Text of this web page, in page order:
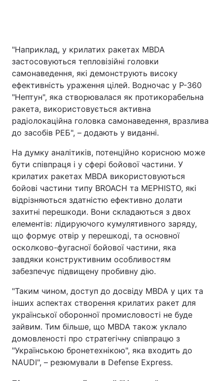
"Наприклад, у крилатих ракетах MBDA
застосовуються тепловізійні головки
самонаведення, які демонструють високу
ефективність ураження цілей. Водночас у Р-360
"Нептун", яка створювалася як протикорабельна
ракета, використовується активна
радіолокаційна головка самонаведення, вразлива
до засобів РЕБ", – додають у виданні.
На думку аналітиків, потенційно корисною може
бути співпраця і у сфері бойової частини. У
крилатих ракетах MBDA використовуються
бойові частини типу BROACH та MEPHISTO, які
відрізняються здатністю ефективно долати
захитні перешкоди. Вони складаються з двох
елементів: лідируючого кумулятивного заряду,
що формує отвір у перешкоді, та основної
осколково-фугасної бойової частини, яка
завдяки конструктивним особливостям
забезпечує підвищену пробивну дію.
"Таким чином, доступ до досвіду MBDA у цих та
інших аспектах створення крилатих ракет для
української оборонної промисловості не буде
зайвим. Тим більше, що MBDA також уклало
домовленості про стратегічну співпрацю з
"Українською бронетехнікою", яка входить до
NAUDI", – резюмували в Defense Express.